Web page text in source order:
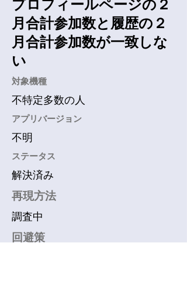
プロフィールページの２
月合計参加数と履歴の２
月合計参加数が一致しな
い
​対象機種
不特定多数の人
アプリバージョン
不明
​ステータス
解決済み
再現方法
調査中
回避策